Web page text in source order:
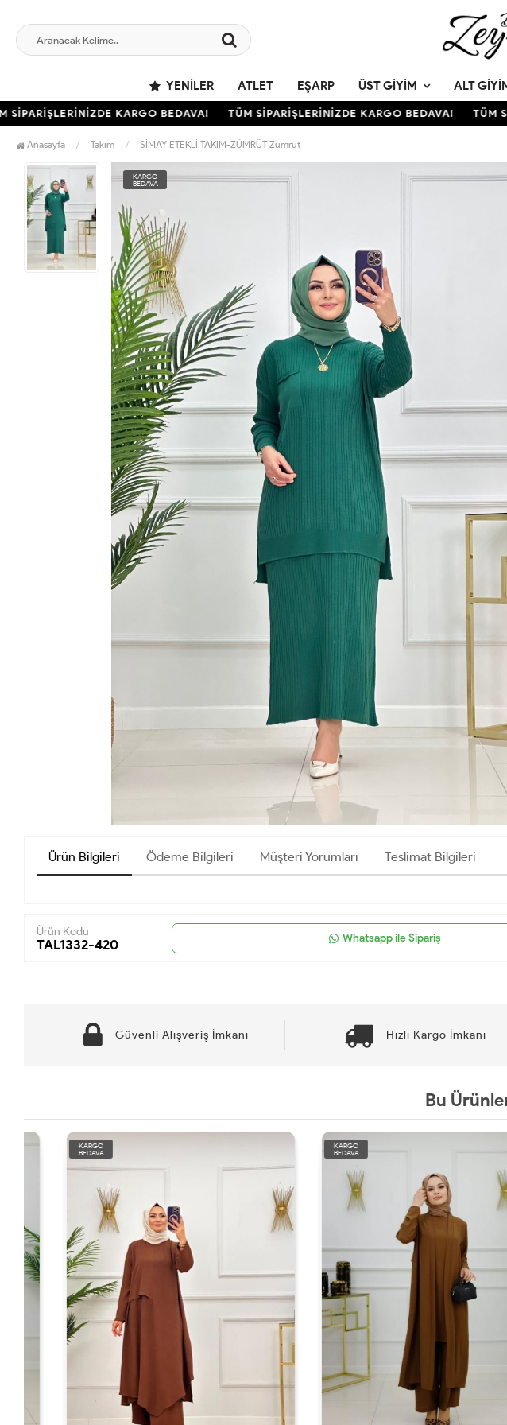
YENILER ATLET EŞARP ÜST GIYIM ALT
KARGO BEDAVA! TÜM SİPARİŞLERİNİZDE KARGO BEDAVA! TÜM
Anasayfa Takım SİMAY ETEKLİ TAKIM-ZÜMRÜT Zümrüt
KARGO
BEDAVA
Ürün Bilgileri Ödeme Bilgileri Müşteri Yorumları Teslimat Bilgileri
Ürün Kodu
TAL1332-420 Whatsapp ile Sipariş
Güvenli Alışveriş İmkanı Hızlı Kargo İmkanı
Bu